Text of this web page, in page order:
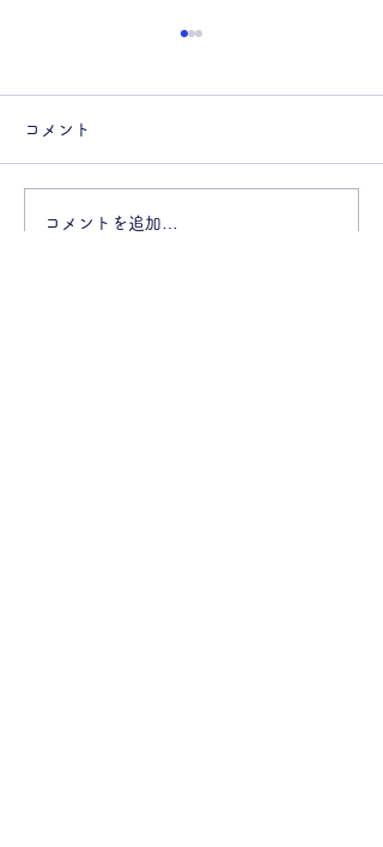
2026.3.14-23「はれるや
コメント
コメントを追加…